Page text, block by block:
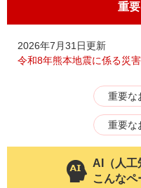
重
2026年7月31日更新
令和8年熊本地震に係る災
重要な
重要な
AI（人工
こんな